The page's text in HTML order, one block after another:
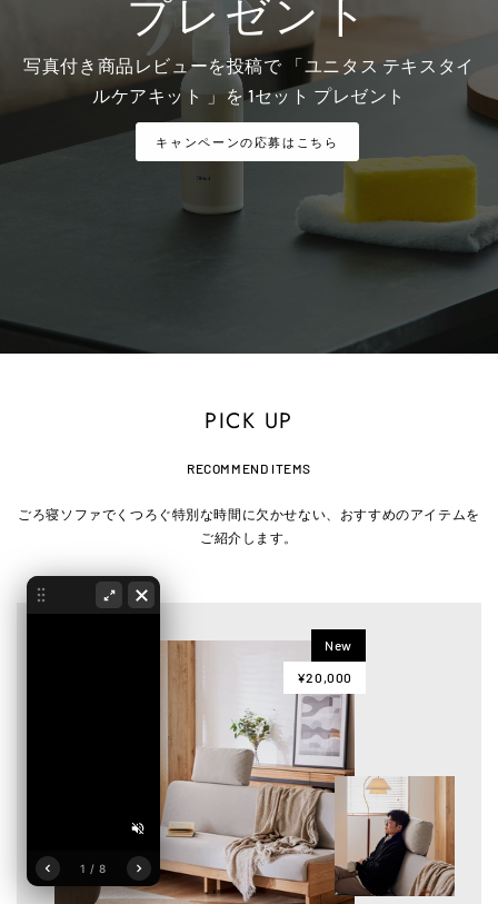
1 / 8
プレゼント
写真付き商品レビューを投稿で 「ユニタス テキスタイ
ルケアキット 」を 1セット プレゼント
キャンペーンの応募はこちら
PICK UP
RECOMMEND ITEMS
ごろ寝ソファでくつろぐ特別な時間に欠かせない、おすすめのアイテムを
ご紹介します。
New
¥20,000